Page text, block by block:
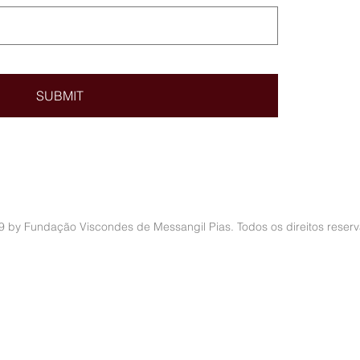
SUBMIT
by Fundação Viscondes de Messangil Pias. Todos os direitos